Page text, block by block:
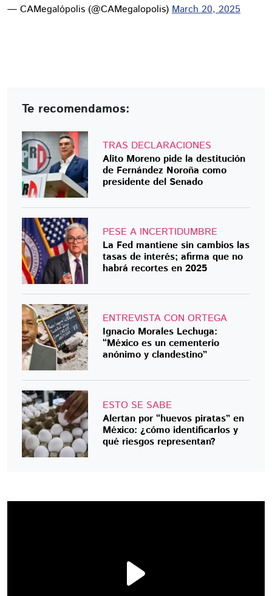
— CAMegalópolis (@CAMegalopolis) March 20, 2025
Te recomendamos:
TRAS DECLARACIONES
Alito Moreno pide la destitución
de Fernández Noroña como
presidente del Senado
PESE A INCERTIDUMBRE
La Fed mantiene sin cambios las
tasas de interés; afirma que no
habrá recortes en 2025
ENTREVISTA CON ORTEGA
Ignacio Morales Lechuga:
“México es un cementerio
anónimo y clandestino”
ESTO SE SABE
Alertan por “huevos piratas” en
México: ¿cómo identificarlos y
qué riesgos representan?